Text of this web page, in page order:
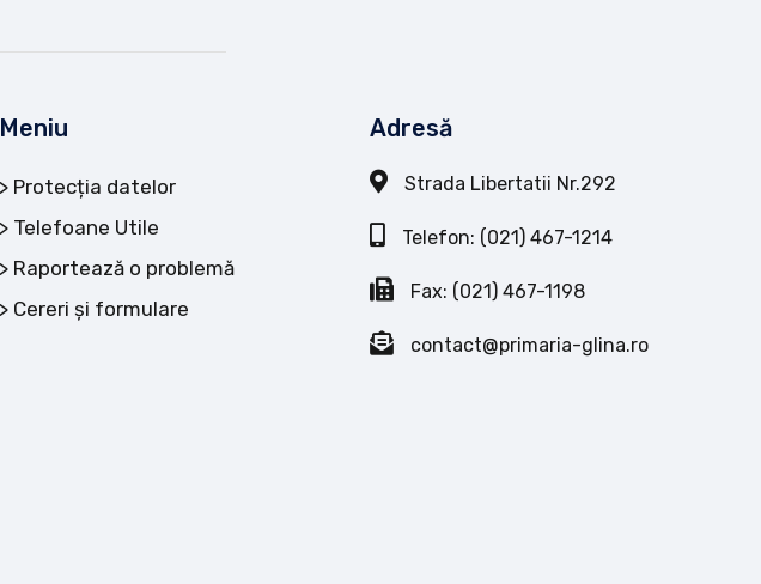
Meniu
Protecția datelor
Telefoane Utile
Raportează o problemă
Cereri și formulare
Adresă
Strada Libertatii Nr.292
Telefon: (021) 467-1214
Fax: (021) 467-1198
contact@primaria-glina.ro